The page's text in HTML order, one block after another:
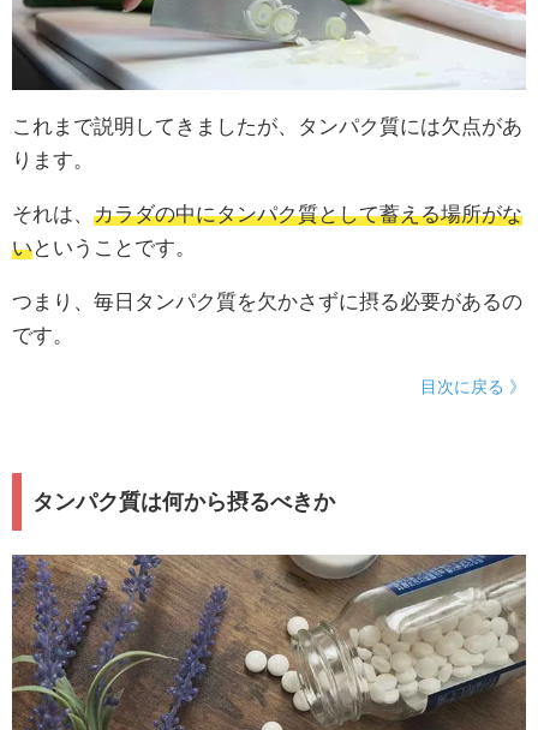
これまで説明してきましたが、タンパク質には欠点があ
ります。
それは、 カラダの中にタンパク質として蓄える場所がな
いということです。
つまり、毎日タンパク質を欠かさずに摂る必要があるの
です。
目次に戻る 》
タンパク質は何から摂るべきか